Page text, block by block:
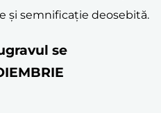
și semnificație deosebită.
se